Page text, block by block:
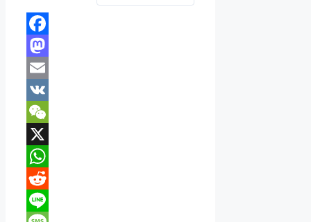
Facebook
Mastodon
Email
VK
WeChat
X
WhatsApp
Reddit